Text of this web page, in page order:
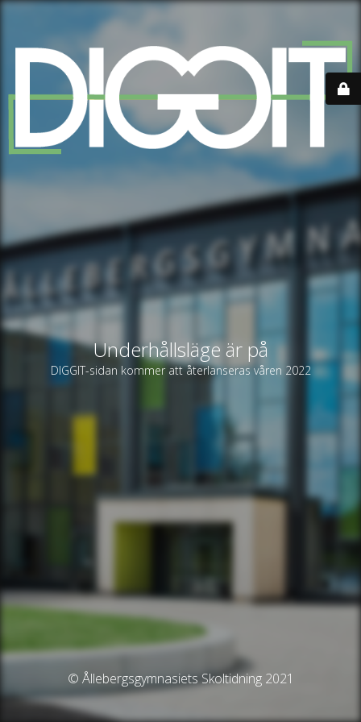
Underhållsläge är på
DIGGIT-sidan kommer att återlanseras våren 2022
© Ållebergsgymnasiets Skoltidning 2021